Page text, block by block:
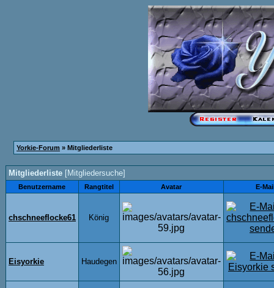
Yorkie-Forum » Mitgliederliste
Mitgliederliste [Mitgliedersuche]
Benutzername Rangtitel Avatar E-
chschneeflocke61 König
Eisyorkie Haudegen